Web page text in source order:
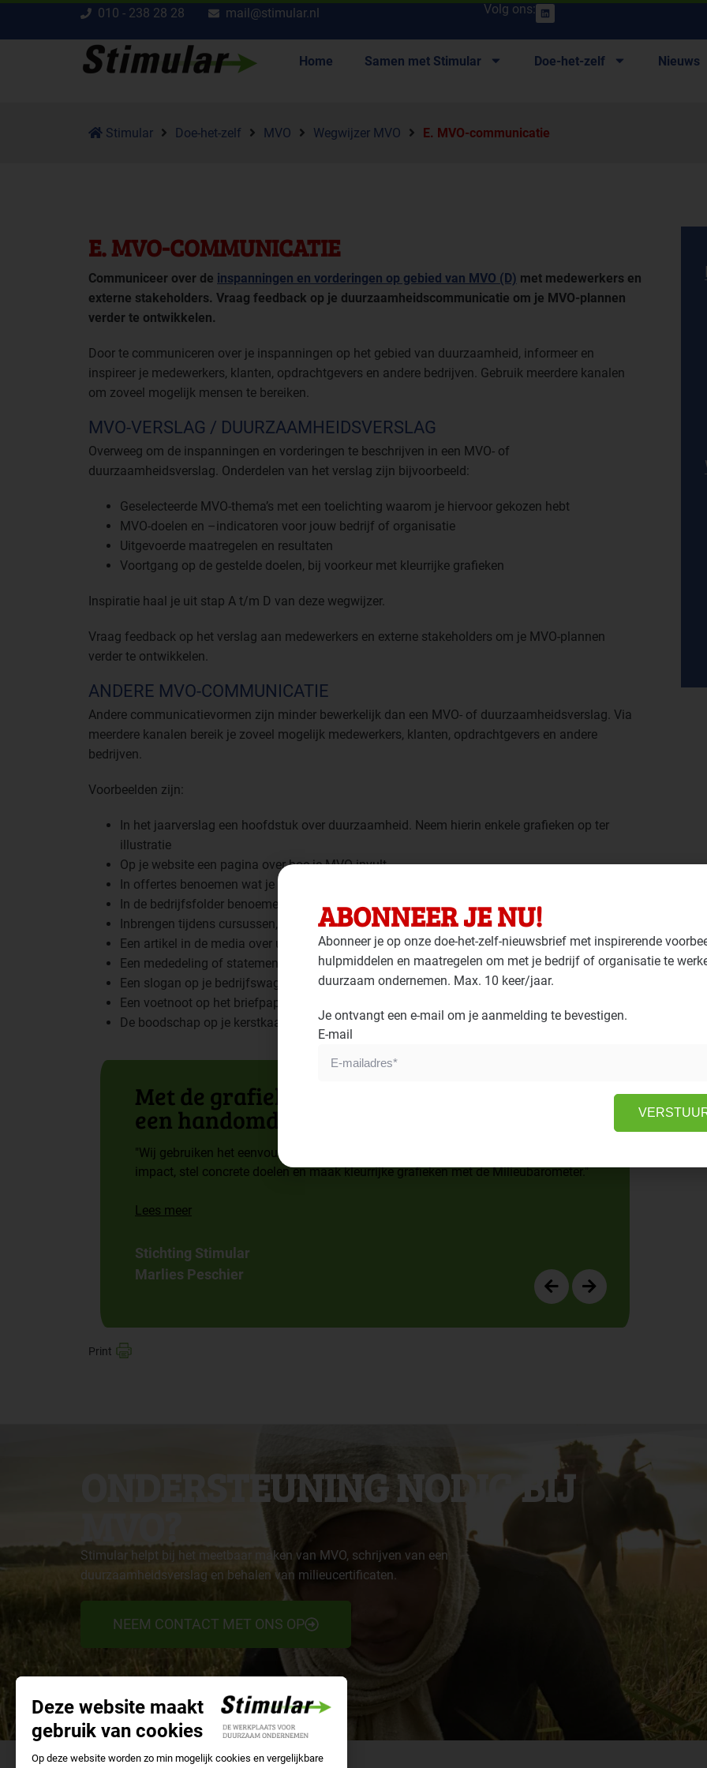
010 - 238 28 28 mail@stimular.nl Volg ons:
Home Samen met Stimular Doe-het-zelf Nieuws
Stimular Doe-het-zelf MVO Wegwijzer MVO E. MVO-communicatie
E. MVO-COMMUNICATIE
Communiceer over de inspanningen en vorderingen op gebied van MVO (D) met medewerkers en
externe stakeholders. Vraag feedback op je duurzaamheidscommunicatie om je MVO-plannen
verder te ontwikkelen.
Door te communiceren over je inspanningen op het gebied van duurzaamheid, informeer en
inspireer je medewerkers, klanten, opdrachtgevers en andere bedrijven. Gebruik meerdere kanalen
om zoveel mogelijk mensen te bereiken.
MVO-VERSLAG / DUURZAAMHEIDSVERSLAG
Overweeg om de inspanningen en vorderingen te beschrijven in een MVO- of
duurzaamheidsverslag. Onderdelen van het verslag zijn bijvoorbeeld:
Geselecteerde MVO-thema’s met een toelichting waarom je hiervoor gekozen hebt
MVO-doelen en –indicatoren voor jouw bedrijf of organisatie
Uitgevoerde maatregelen en resultaten
Voortgang op de gestelde doelen, bij voorkeur met kleurrijke grafieken
Inspiratie haal je uit stap A t/m D van deze wegwijzer.
Vraag feedback op het verslag aan medewerkers en externe stakeholders om je MVO-plannen
verder te ontwikkelen.
ANDERE MVO-COMMUNICATIE
Andere communicatievormen zijn minder bewerkelijk dan een MVO- of duurzaamheidsverslag. Via
meerdere kanalen bereik je zoveel mogelijk medewerkers, klanten, opdrachtgevers en andere
bedrijven.
Voorbeelden zijn:
In het jaarverslag een hoofdstuk over duurzaamheid. Neem hierin enkele grafieken op ter
illustratie
Op je website een pagina over hoe je MVO invult
In offertes benoemen wat je aan duurzaamheid doet
In de bedrijfsfolder benoemen hoe je MVO invult
Inbrengen tijdens cursussen, presentaties of interviews
Een artikel in de media over uitgevoerde maatregelen
Een mededeling of statement op (de deur van) je pand
Een slogan op je bedrijfswagen of dienstfiets
Een voetnoot op het briefpapier
De boodschap op je kerstkaart
Met de grafieken maken we ons verslag in
een handomdraai
"Wij gebruiken het eenvoudige recept uit de Wegwijzer MVO: focus op je grootste
impact, stel concrete doelen en maak kleurrijke grafieken met de Milieubarometer."
Lees meer
Stichting Stimular
Marlies Peschier
ONDERSTEUNING NODIG BIJ
Stimular helpt bij het meetbaar maken van MVO, schrijven van een
duurzaamheidsverslag en behalen van milieucertificaten.
NEEM CONTACT MET ONS OP
ABONNEER JE NU!
Abonneer je op onze doe-het-zelf-nieuwsbrief met inspirerende
hulpmiddelen en maatregelen om met je bedrijf of organisatie te
duurzaam ondernemen. Max. 10 keer/jaar.
Je ontvangt een e-mail om je aanmelding te bevestigen.
E-mail